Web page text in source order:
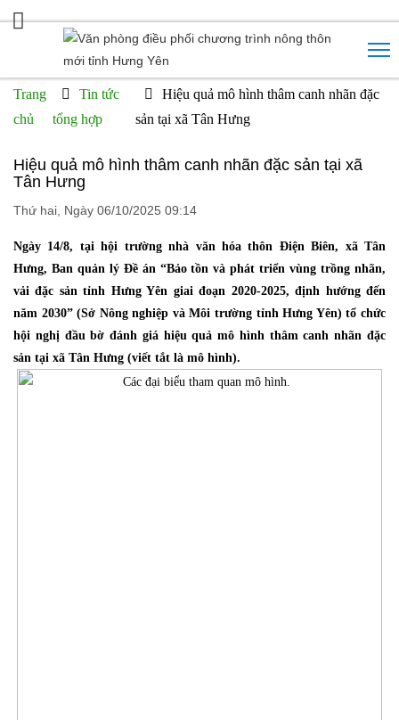
Trang
chủ
Tin tức
tổng hợp
Hiệu quả mô hình thâm canh nhãn đặc
sản tại xã Tân Hưng
Hiệu quả mô hình thâm canh nhãn đặc sản tại xã
Tân Hưng
Thứ hai, Ngày 06/10/2025 09:14
Ngày 14/8, tại hội trường nhà văn hóa thôn Điện Biên, xã Tân
Hưng, Ban quản lý Đề án “Bảo tồn và phát triển vùng trồng nhãn,
vải đặc sản tỉnh Hưng Yên giai đoạn 2020-2025, định hướng đến
năm 2030” (Sở Nông nghiệp và Môi trường tỉnh Hưng Yên) tổ chức
hội nghị đầu bờ đánh giá hiệu quả mô hình thâm canh nhãn đặc
sản tại xã Tân Hưng (viết tắt là mô hình).